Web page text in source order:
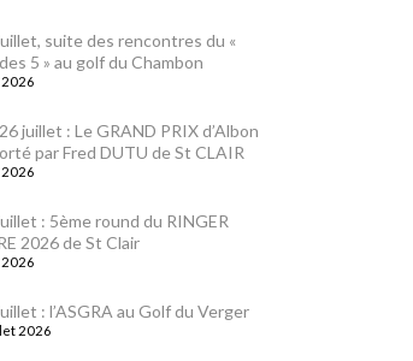
suite des rencontres du «
5 » au golf du Chambon
juillet : Le GRAND PRIX d’Albon
par Fred DUTU de St CLAIR
: 5ème round du RINGER
2026 de St Clair
: l’ASGRA au Golf du Verger
2026